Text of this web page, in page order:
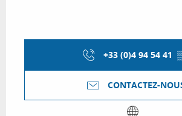
+33 (0)4 94 54 41
CONTACTEZ-